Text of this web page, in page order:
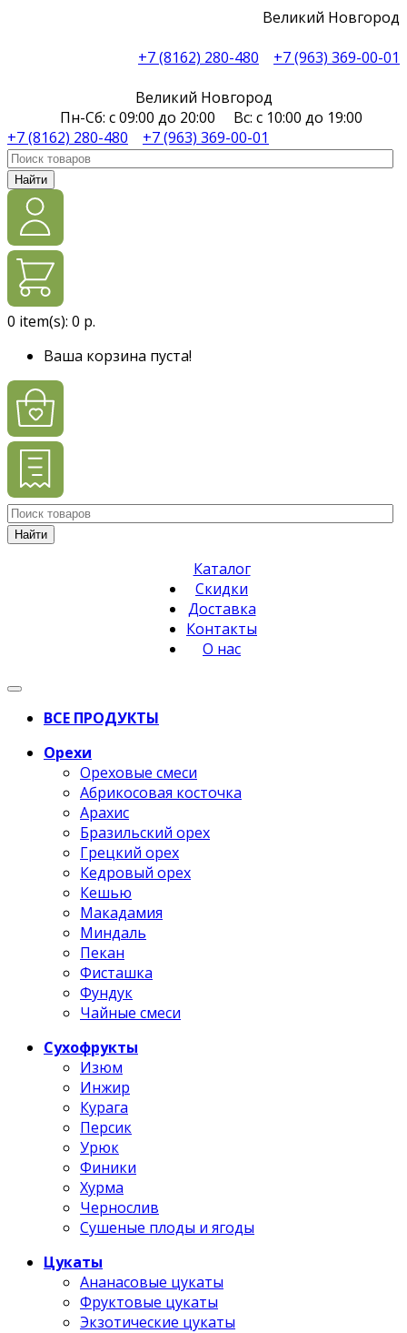
Великий Новгород
+7 (8162) 280-480
+7 (963) 369-00-01
Великий Новгород
Пн-Сб: с 09:00 до 20:00 Вс: с 10:00 до 19:00
+7 (8162) 280-480
+7 (963) 369-00-01
Найти
0 item(s): 0 р.
Ваша корзина пуста!
Найти
Каталог
Скидки
Доставка
Контакты
О нас
ВСЕ ПРОДУКТЫ
Орехи
Ореховые смеси
Абрикосовая косточка
Арахис
Бразильский орех
Грецкий орех
Кедровый орех
Кешью
Макадамия
Миндаль
Пекан
Фисташка
Фундук
Чайные смеси
Сухофрукты
Изюм
Инжир
Курага
Персик
Урюк
Финики
Хурма
Чернослив
Сушеные плоды и ягоды
Цукаты
Ананасовые цукаты
Фруктовые цукаты
Экзотические цукаты